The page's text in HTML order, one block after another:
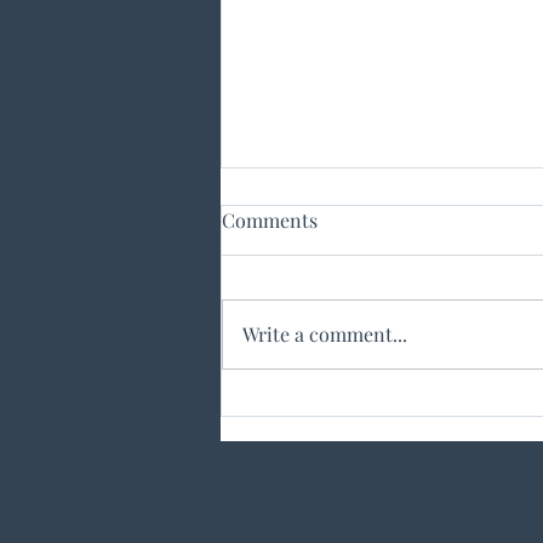
LUCRATOR GESTIONAR
Comments
Write a comment...